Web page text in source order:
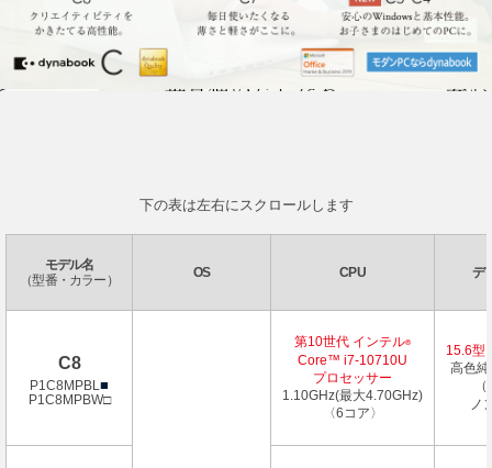
下の表は左右にスクロールします
モデル名
（型番・カラー）
OS CPU デ
C8
P1C8MPBL■
P1C8MPBW□
第10世代 インテル®
Core™ i7-10710U
プロセッサー
1.10GHz(最大4.70GHz)
〈6コア〉
15.6型
高色
ノ